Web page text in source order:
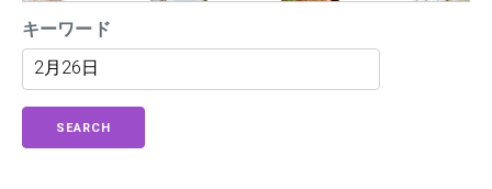
キーワード
SEARCH